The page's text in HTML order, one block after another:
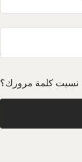
نسيت كلمة مرورك؟